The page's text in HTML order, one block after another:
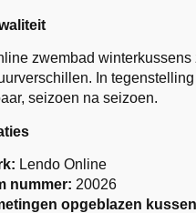
zwembad
In
seizoen na seizoen.
Lendo Online
nummer: 20026
opgeblazen